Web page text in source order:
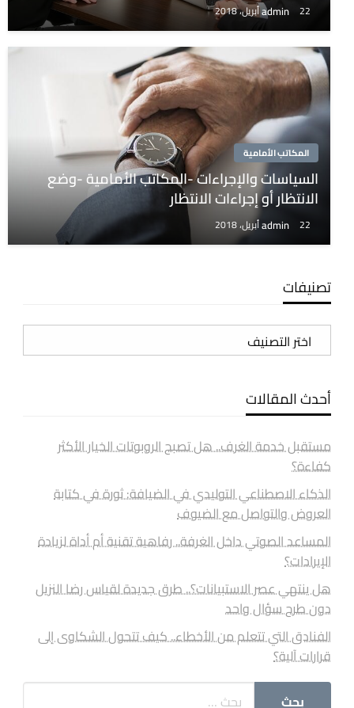
admin 22 أبريل، 2018
المكاتب الأمامية
السياسات والإجراءات -المكاتب الأمامية -وضع
الانتظار أو إجراءات الانتظار
admin 22 أبريل، 2018
تصنيفات
تصنيفات
أحدث المقالات
مستقبل خدمة الغرف.. هل تصبح الروبوتات الخيار الأكثر
كفاءة؟
الذكاء الاصطناعي التوليدي في الضيافة: ثورة في كتابة
العروض والتواصل مع الضيوف
المساعد الصوتي داخل الغرفة.. رفاهية تقنية أم أداة لزيادة
الإيرادات؟
هل ينتهي عصر الاستبيانات؟.. طرق جديدة لقياس رضا النزيل
دون طرح سؤال واحد
الفنادق التي تتعلم من الأخطاء.. كيف تتحول الشكاوى إلى
قرارات آلية؟